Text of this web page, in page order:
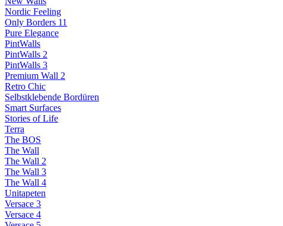
Nordic Feeling
Only Borders 11
Pure Elegance
PintWalls
PintWalls 2
PintWalls 3
Premium Wall 2
Retro Chic
Selbstklebende Bordüren
Smart Surfaces
Stories of Life
Terra
The BOS
The Wall
The Wall 2
The Wall 3
The Wall 4
Unitapeten
Versace 3
Versace 4